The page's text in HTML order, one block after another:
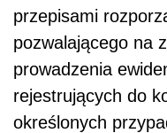
przepisami
pozwalającego na
prowadzenia
rejestrujących do
określonych